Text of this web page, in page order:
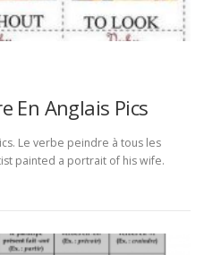
En Anglais Pics
Le verbe peindre à tous les
painted a portrait of his wife.